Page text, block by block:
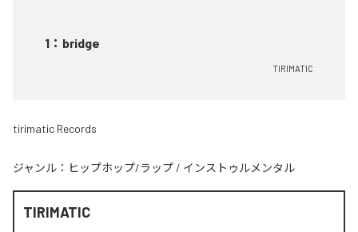
1 ： bridge
TIRIMATIC
tirimatic Records
ジャンル： ヒップホップ/ラップ / インストゥルメンタル
TIRIMATIC